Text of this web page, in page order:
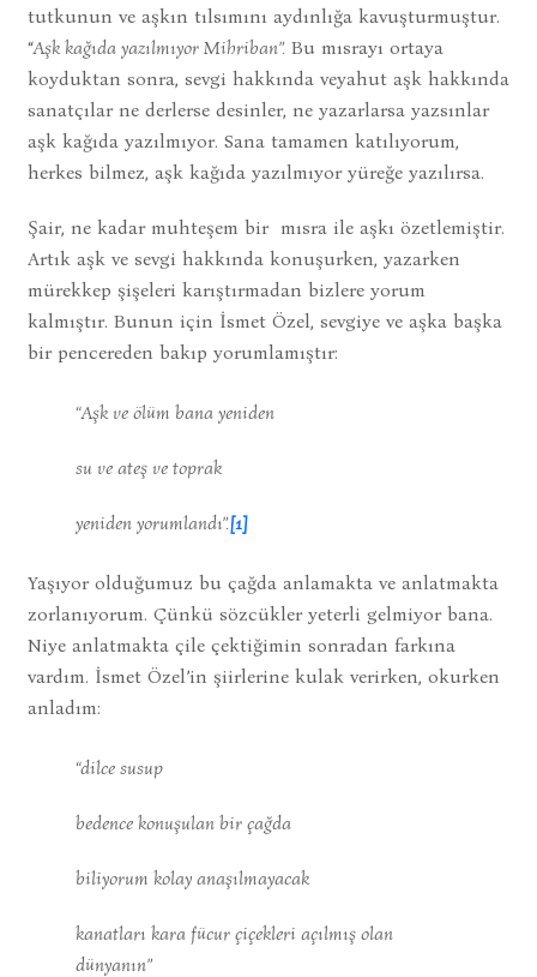
tutkunun ve aşkın tılsımını aydınlığa kavuşturmuştur.
“Aşk kağıda yazılmıyor Mihriban”. Bu mısrayı ortaya
koyduktan sonra, sevgi hakkında veyahut aşk hakkında
sanatçılar ne derlerse desinler, ne yazarlarsa yazsınlar
aşk kağıda yazılmıyor. Sana tamamen katılıyorum,
herkes bilmez, aşk kağıda yazılmıyor yüreğe yazılırsa.
Şair, ne kadar muhteşem bir mısra ile aşkı özetlemiştir.
Artık aşk ve sevgi hakkında konuşurken, yazarken
mürekkep şişeleri karıştırmadan bizlere yorum
kalmıştır. Bunun için İsmet Özel, sevgiye ve aşka başka
bir pencereden bakıp yorumlamıştır:
“Aşk ve ölüm bana yeniden
su ve ateş ve toprak
yeniden yorumlandı”.[1]
Yaşıyor olduğumuz bu çağda anlamakta ve anlatmakta
zorlanıyorum. Çünkü sözcükler yeterli gelmiyor bana.
Niye anlatmakta çile çektiğimin sonradan farkına
vardım. İsmet Özel’in şiirlerine kulak verirken, okurken
anladım:
“dilce susup
bedence konuşulan bir çağda
biliyorum kolay anaşılmayacak
kanatları kara fücur çiçekleri açılmış olan
dünyanın”